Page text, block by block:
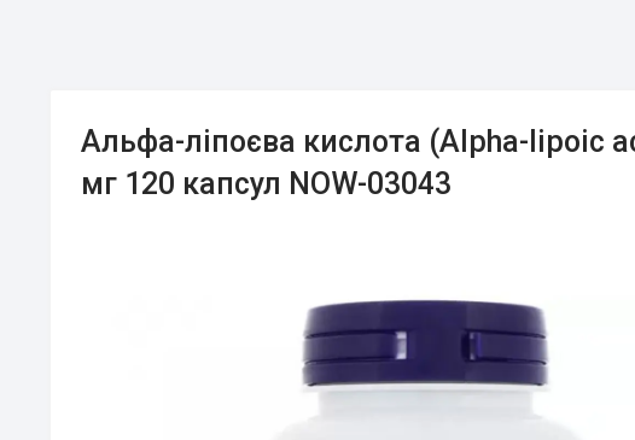
Альфа-ліпоєва кислота (Alpha-lipoic
мг 120 капсул NOW-03043